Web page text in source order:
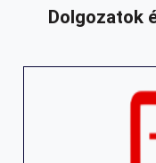
Dolgozatok